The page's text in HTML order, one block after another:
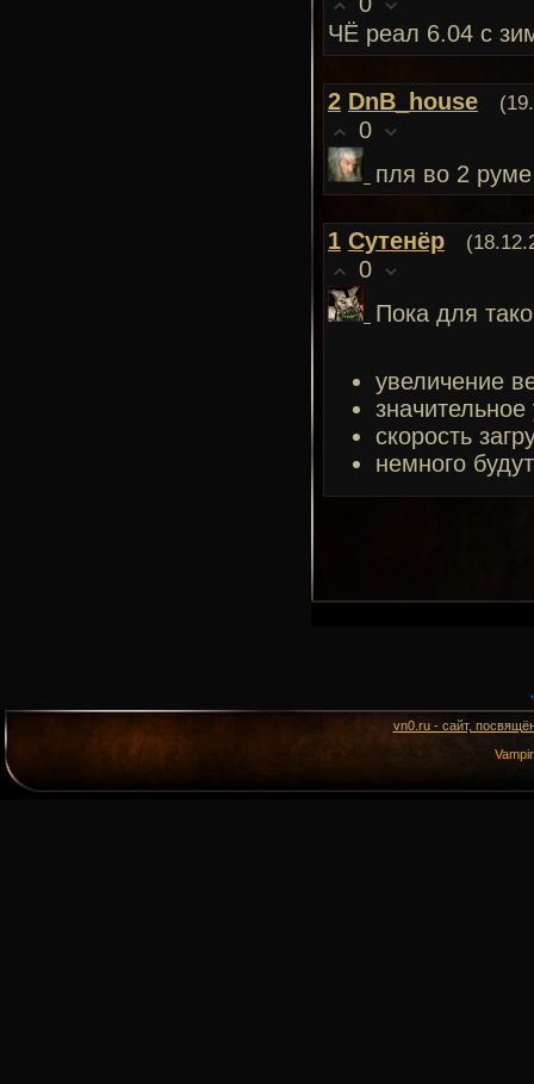
ЧЁ реал 6.04 с
2 DnB_house
0
пля во 2 руме
1 Сутенёр
0
Пока для
увеличение
скорость
немного
vn0.ru - сайт,